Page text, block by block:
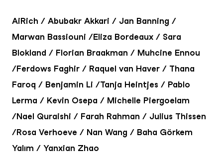
AiRich / Abubakr Akkari / Jan Banning /
Marwan Bassiouni /Eliza Bordeaux / Sara
Blokland / Florian Braakman / Muhcine Ennou
/Ferdows Faghir / Raquel van Haver / Thana
Faroq / Benjamin Li /Tanja Heintjes / Pablo
Lerma / Kevin Osepa / Michelle Piergoelam
/Nael Quraishi / Farah Rahman / Julius Thissen
/Rosa Verhoeve / Nan Wang / Baha Görkem
Yalım / Yanxian Zhao